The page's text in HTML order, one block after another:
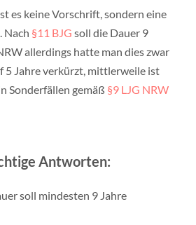
es keine Vorschrift, sondern eine
Nach §11 BJG soll die Dauer 9
allerdings hatte man dies zwar
5 Jahre verkürzt, mittlerweile ist
Sonderfällen gemäß §9 LJG NRW
Antworten:
soll mindesten 9 Jahre